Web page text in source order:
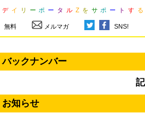
デ イ リ ー ポ ー タ ル Z を サ ポ ー ト す る
無料 メルマガ SNS!
バックナンバー
お知らせ